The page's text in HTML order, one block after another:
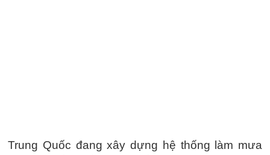
Trung Quốc đang xây dựng hệ thống làm mưa